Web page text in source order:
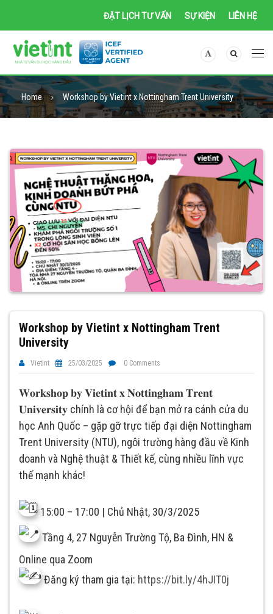
ĐẶT LỊCH TƯ VẤN SỰ KIỆN LIÊN HỆ
Home Workshop by Vietint x Nottingham Trent University
Workshop by Vietint x Nottingham Trent
University
Vietint 25/03/2025 0 Comments
𝐖𝐨𝐫𝐤𝐬𝐡𝐨𝐩 𝐛𝐲 𝐕𝐢𝐞𝐭𝐢𝐧𝐭 𝐱 𝐍𝐨𝐭𝐭𝐢𝐧𝐠𝐡𝐚𝐦 𝐓𝐫𝐞𝐧𝐭
𝐔𝐧𝐢𝐯𝐞𝐫𝐬𝐢𝐭𝐲 chính là cơ hội để bạn mở ra cánh cửa du
học Anh Quốc – gặp gỡ trực tiếp đại diện Nottingham
Trent University (NTU), ngôi trường hàng đầu về Kinh
doanh và Nghệ thuật & Thiết kế, cùng nhiều lĩnh vực
thế mạnh khác!
15:00 – 17:00 | Chủ Nhật, 30/3/2025
Tầng 4, 27 Nguyễn Trường Tộ, Ba Đình, HN &
Online qua Zoom
Đăng ký tham gia tại: https://bit.ly/4hJIT0j